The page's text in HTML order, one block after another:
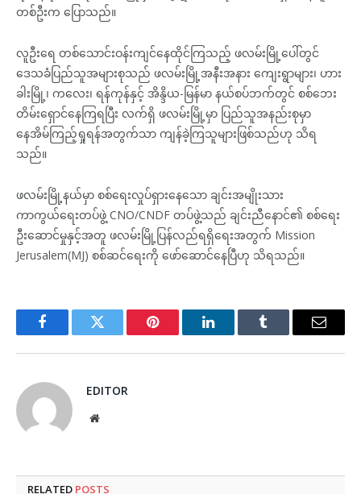
တစ်ဦးက ပြောသည်။
လူဦးရေ တစ်သောင်းဝန်းကျင်နေထိုင်ကြသည့် ဖလမ်းမြို့ပေါ်တွင်
ဒေသခံပြည်သူအများစုသည် ဖလမ်းမြို့အနီးအနား ကျေးရွာများ၊ ဟား
ခါးမြို့၊ ကလေး၊ ရန်ကုန်နှင့် အိန္ဒိယ-မြန်မာ နယ်စပ်ဘက်တွင် စစ်ဘေး
တိမ်းရှောင်နေကြရပြီး လက်ရှိ ဖလမ်းမြို့မှာ ပြည်သူအနည်းစုမှာ
နေအိမ်ကြည့်ရှုရန်အတွက်သာ ကျန်ခဲ့ကြသူများဖြစ်သည်ဟု သိရ
သည်။
ဖလမ်းမြို့နယ်မှာ စစ်ရေးလှုပ်ရှားနေသော ချင်းအမျိုးသား
ကာကွယ်ရေးတပ်ဖွဲ့ CNO/CNDF တပ်ဖွဲ့သည် ချင်းညီနောင်၏ စစ်ရေး
ဦးဆောင်မှုနှင့်အတူ ဖလမ်းမြို့ပြန်လည်ရရှိရေးအတွက် Mission
Jerusalem(MJ) စစ်ဆင်ရေးကို ဖော်ဆောင်နေပြီဟု သိရသည်။
FacebookTwitter Pinterest LinkedInTumblr Email
EDITOR
Website
RELATED POSTS